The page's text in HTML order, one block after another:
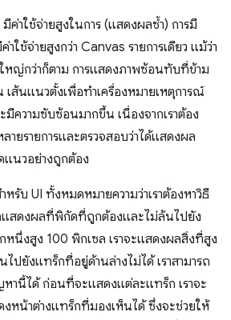
มีค่าใช้จ่ายสูงในการ (แสดงผลซ้ำ) การมี
ใช้จ่ายสูงกว่า Canvas รายการเดียว แม้ว่า
ญ่กว่าก็ตาม การแสดงภาพซ้อนทับที่ข้าม
เส้นแนวตั้งเพื่อทำเครื่องหมายเหตุการณ์
มีความซับซ้อนมากขึ้น เนื่องจากเราต้อง
ยรายการและตรวจสอบว่าได้แสดงผล
นวอย่างถูกต้อง
หรับ UI ทั้งหมดหมายความว่าเราต้องหาวิธี
แสดงผลที่พิกัดที่ถูกต้องและไม่ล้นไปยัง
นึ่งสูง 100 พิกเซล เราจะแสดงผลสิ่งที่สูง
ปยังแทร็กที่อยู่ด้านล่างไม่ได้ เราสามารถ
านี้ได้ ก่อนที่จะแสดงแต่ละแทร็ก เราจะ
หน้าต่างแทร็กที่มองเห็นได้ ซึ่งจะช่วยให้